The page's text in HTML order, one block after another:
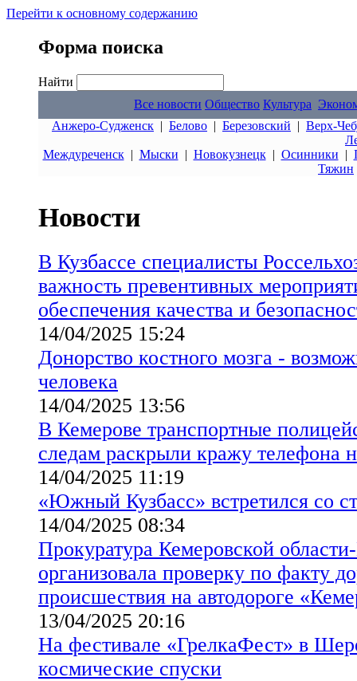
Перейти к основному содержанию
Форма поиска
Найти
Все новости Общество Культура
Анжеро-Судженск | Белово | Березовский | Верх-
Междуреченск| Мыски | Новокузнецк| Осинники |
Тяжин
Новости
В Кузбассе специалисты
важность превентивных
обеспечения качества и
14/04/2025 15:24
Донорство костного мозга -
человека
14/04/2025 13:56
В Кемерове транспортные
следам раскрыли кражу телефона
14/04/2025 11:19
«Южный Кузбасс» встретился со
14/04/2025 08:34
Прокуратура Кемеровской
организовала проверку по факту
происшествия на автодороге
13/04/2025 20:16
На фестивале «ГрелкаФест» в
космические спуски